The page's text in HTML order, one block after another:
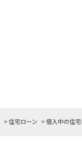
> 住宅ローン > 借入中の住